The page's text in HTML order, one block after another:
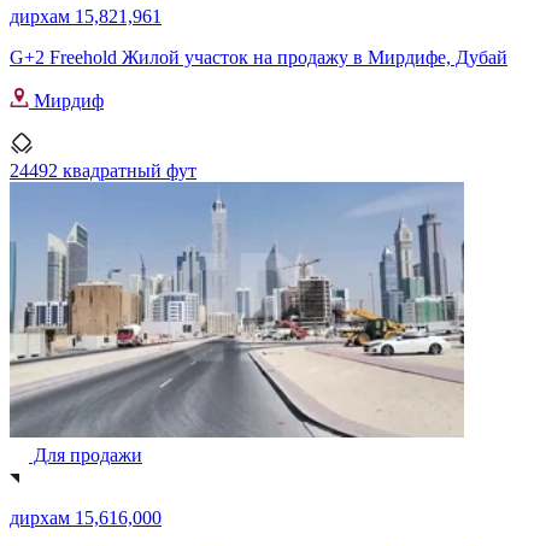
дирхам 15,821,961
G+2 Freehold Жилой участок на продажу в Мирдифе, Дубай
Мирдиф
24492 квадратный фут
Для продажи
дирхам 15,616,000